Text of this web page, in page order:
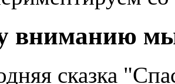
вниманию мы
сказка